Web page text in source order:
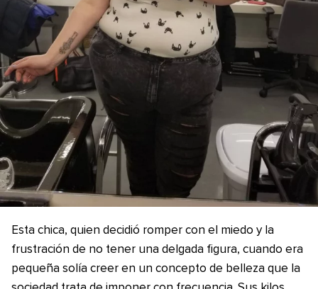
Esta chica, quien decidió romper con el miedo y la
frustración de no tener una delgada figura, cuando era
pequeña solía creer en un concepto de belleza que la